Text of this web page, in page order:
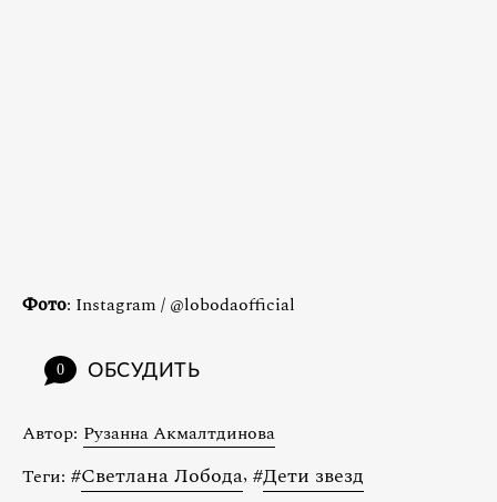
Фото: Instagram / @lobodaofficial
0 ОБСУДИТЬ
Автор: Рузанна Акмалтдинова
Теги: #Светлана Лобода, #Дети звезд